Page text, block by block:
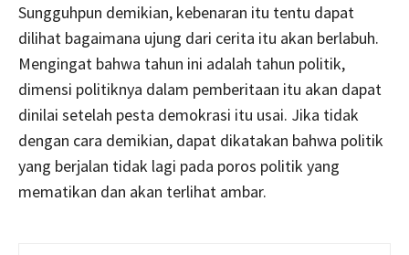
Sungguhpun demikian, kebenaran itu tentu dapat
dilihat bagaimana ujung dari cerita itu akan berlabuh.
Mengingat bahwa tahun ini adalah tahun politik,
dimensi politiknya dalam pemberitaan itu akan dapat
dinilai setelah pesta demokrasi itu usai. Jika tidak
dengan cara demikian, dapat dikatakan bahwa politik
yang berjalan tidak lagi pada poros politik yang
mematikan dan akan terlihat ambar.